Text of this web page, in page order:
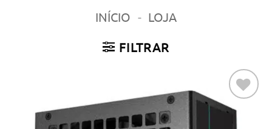
INÍCIO - LOJA
FILTRAR
Adicionar